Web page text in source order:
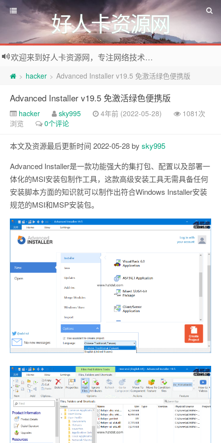
好人卡资源网
欢迎来到好人卡资源网，专注网络技术资源收集，我们不仅是网络资源的搬运工，也生产原创资源。寻找资源请留言或关注公众号:烈日下的男人
> hacker > Advanced Installer v19.5 免激活绿色便携版
Advanced Installer v19.5 免激活绿色便携版
hacker sky995 4年前 (2022-05-28)
1081次
浏览
0个评论
本文及资源最后更新时间 2022-05-28 by sky995
Advanced Installer是一款功能强大的集打包、配置以及部署一
体化的MSI安装包制作工具，这款高级安装工具无需具备任何
安装脚本方面的知识就可以制作出符合Windows Installer安装
规范的MSI和MSP安装包。